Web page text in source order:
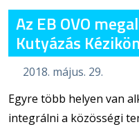
Az EB OVO
Kutyázás
2018. május. 29.
Egyre több helyen van
integrálni a közösségi